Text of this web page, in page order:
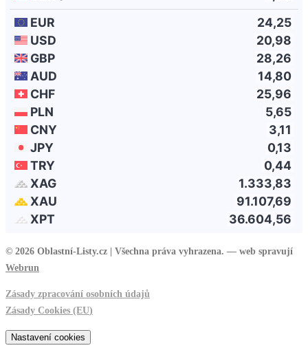
© 2026 Oblastní-Listy.cz | Všechna práva vyhrazena. — web spravují
Webrun
Zásady zpracování osobních údajů
Zásady Cookies (EU)
Nastavení cookies